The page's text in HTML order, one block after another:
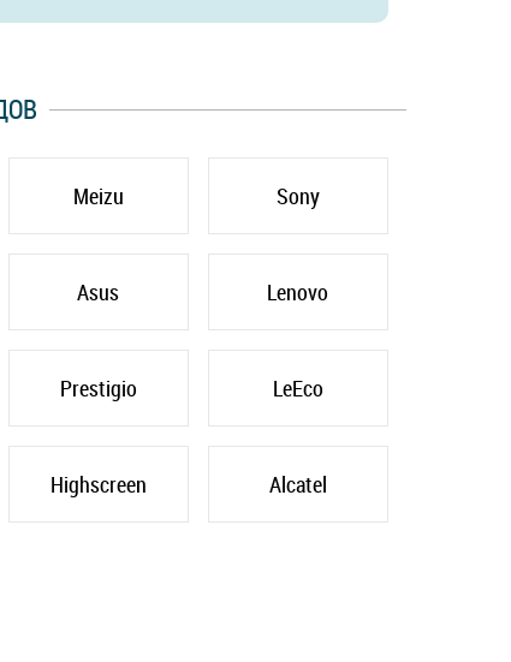
Meizu Sony
Asus Lenovo
Prestigio LeEco
Highscreen Alcatel